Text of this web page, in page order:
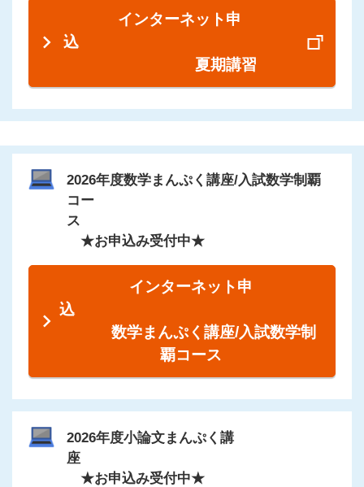
インターネット申
込
夏期講習
2026年度数学まんぷく講座/入試数学制覇
コー
ス
★お申込み受付中★
インターネット申
込
数学まんぷく講座/入試数学制
覇コース
2026年度小論文まんぷく講
座
★お申込み受付中★